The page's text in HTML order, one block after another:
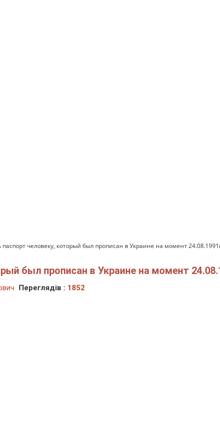
паспорт человеку, который был прописан в Украине на момент
был прописан в Украине на момент
Переглядів : 1852